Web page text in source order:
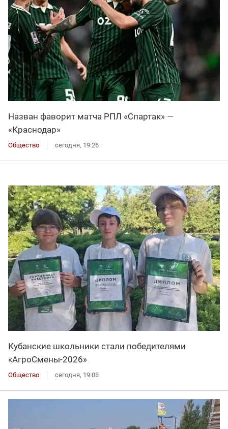
Назван фаворит матча РПЛ «Спартак» —
«Краснодар»
Общество сегодня, 19:26
Кубанские школьники стали победителями
«АгроСмены-2026»
Общество сегодня, 19:08